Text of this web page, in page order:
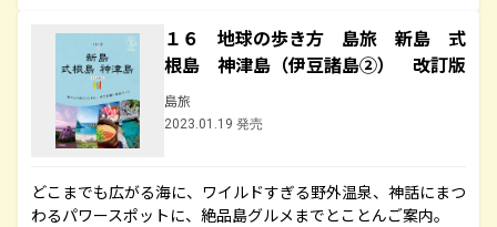
１６ 地球の歩き方 島旅 新島 式
根島 神津島（伊豆諸島②） 改訂版
島旅
2023.01.19 発売
どこまでも広がる海に、ワイルドすぎる野外温泉、神話にまつ
わるパワースポットに、絶品島グルメまでとことんご案内。